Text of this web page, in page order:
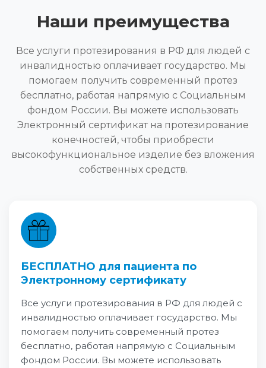
Наши преимущества
Все услуги протезирования в РФ для людей с
инвалидностью оплачивает государство. Мы
помогаем получить современный протез
бесплатно, работая напрямую с Социальным
фондом России. Вы можете использовать
Электронный сертификат на протезирование
конечностей, чтобы приобрести
высокофункциональное изделие без вложения
собственных средств.
БЕСПЛАТНО для пациента по
Электронному сертификату
Все услуги протезирования в РФ для людей с
инвалидностью оплачивает государство. Мы
помогаем получить современный протез
бесплатно, работая напрямую с Социальным
фондом России. Вы можете использовать